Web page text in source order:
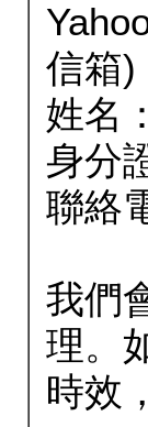
信箱)
姓名：
身分
聯絡
我們
理。
時效